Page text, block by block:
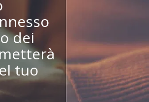
dei
tuo